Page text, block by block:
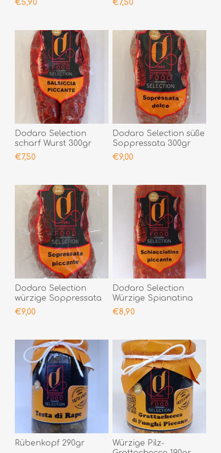
€5,90
€7,50
Dodaro Selection
scharf Wurst 300gr
€7,50
Dodaro Selection süße
Soppressata 300gr
€9,00
Dodaro Selection
würzige Soppressata
300gr
€9,00
Dodaro Selection
Würzige Spianatina
300gr
€8,90
Rübenkopf 290gr
Würzige Pilz-